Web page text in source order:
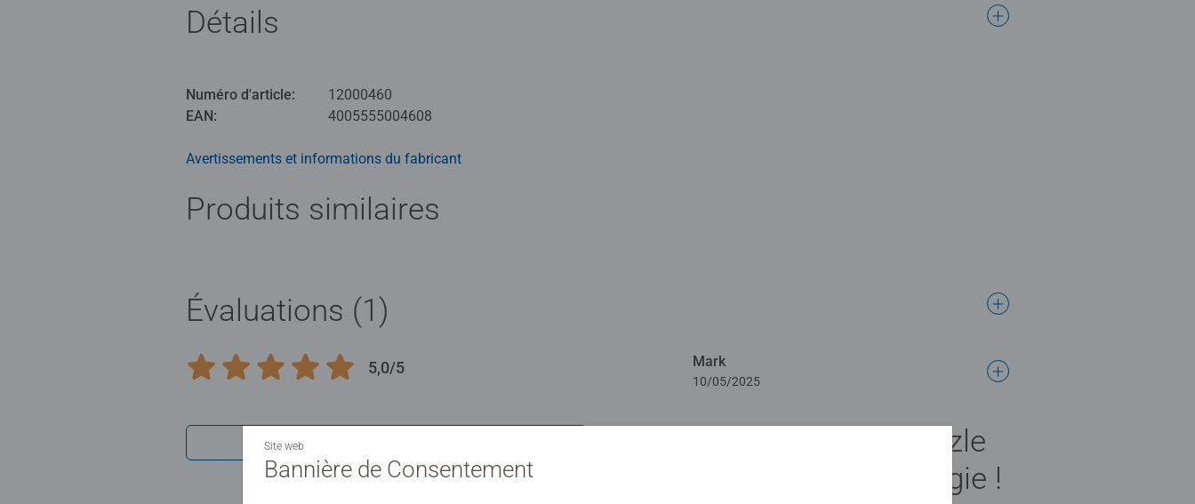
ludique des puzzles avec des produits Ravensburger de qualité. Chaque pièce de puzzle a sa propre forme, elle est ainsi unique, et
Détails
Numéro d'article:
12000460
EAN:
4005555004608
Avertissements et informations du fabricant
Produits similaires
Évaluations (1)
Average rating 5,0 out of 5 stars.5,0/5 Mark
10/05/2025
Un magnifique puzzle
empreint de nostalgie !
Site web
Bannière de Consentement